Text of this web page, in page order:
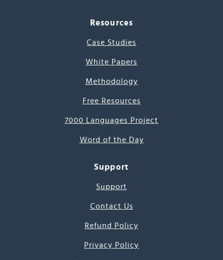
Resources
Case Studies
White Papers
Methodology
Free Resources
7000 Languages Project
Word of the Day
Support
Support
Contact Us
Refund Policy
Privacy Policy